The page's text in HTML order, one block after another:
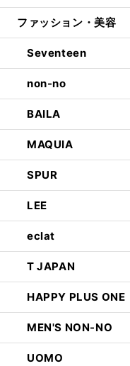
ファッション・美容
Seventeen
non-no
BAILA
MAQUIA
SPUR
LEE
eclat
T JAPAN
HAPPY PLUS ONE
MEN'S NON-NO
UOMO